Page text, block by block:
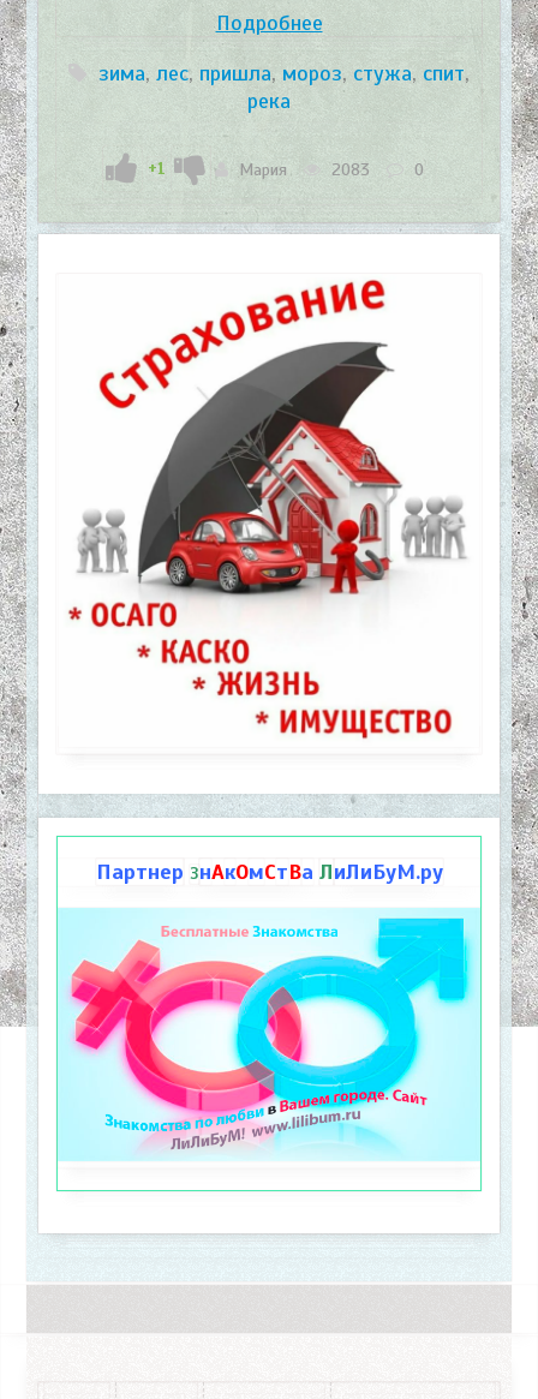
Подробнее
зима, лес, пришла, мороз, стужа, спит,
река
+1 Мария 2083 0
Партнер ЗнАкОмСтВа ЛиЛиБуМ.ру